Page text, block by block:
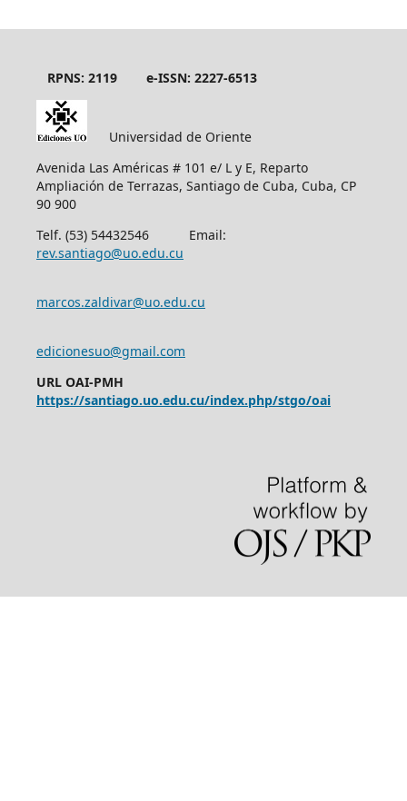
RPNS: 2119 e-ISSN: 2227-6513
Universidad de Oriente
Avenida Las Américas # 101 e/ L y E, Reparto
Ampliación de Terrazas, Santiago de Cuba, Cuba, CP
90 900
Telf. (53) 54432546 Email:
rev.santiago@uo.edu.cu
marcos.zaldivar@uo.edu.cu
edicionesuo@gmail.com
URL OAI-PMH
https://santiago.uo.edu.cu/index.php/stgo/oai